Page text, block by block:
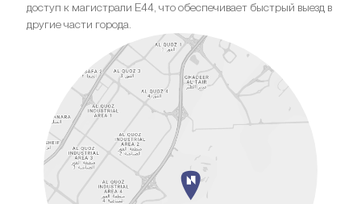
доступ к магистрали E44, что обеспечивает быстрый выезд в
другие части города.